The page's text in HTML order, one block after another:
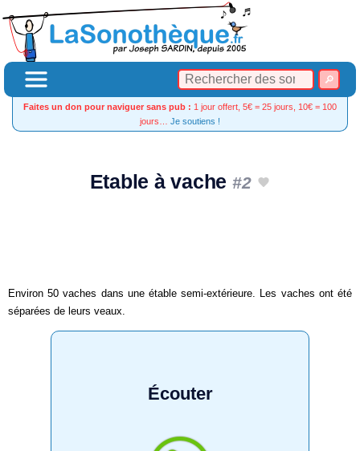
Faites un don pour naviguer sans pub : 1 jour offert, 5€ = 25 jours, 10€ = 100
jours… Je soutiens !
Etable à vache #2
Environ 50 vaches dans une étable semi-extérieure. Les vaches ont été
séparées de leurs veaux.
Écouter